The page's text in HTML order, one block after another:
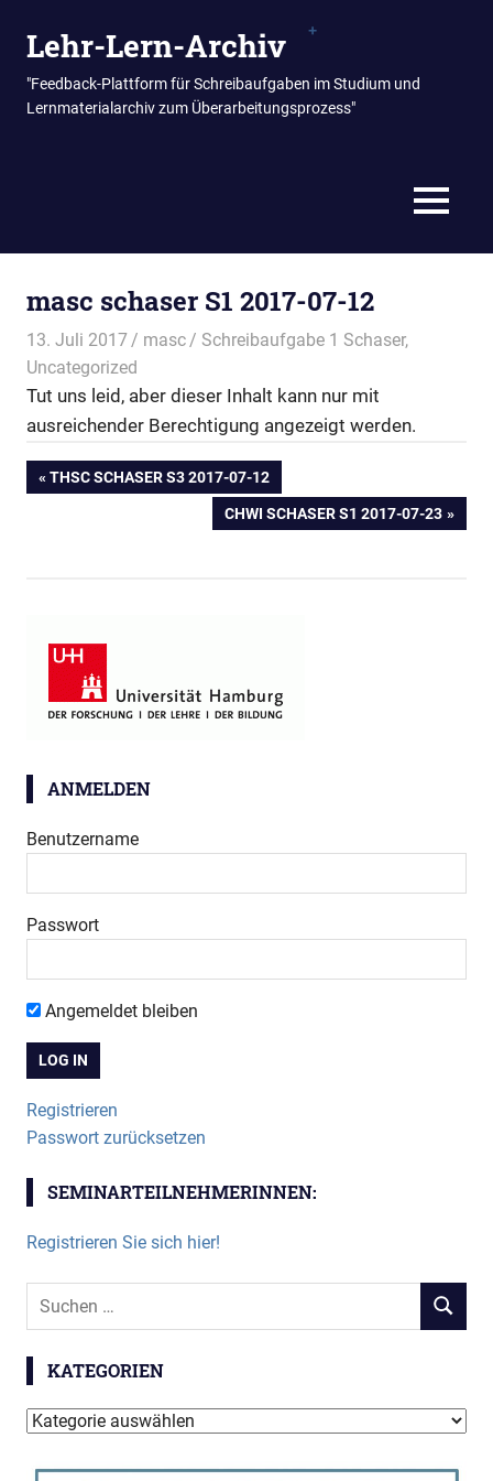
InhaltLehr-Lern-Archiv
"Feedback-Plattform für Schreibaufgaben im Studium und
Lernmaterialarchiv zum Überarbeitungsprozess"
MENÜ
masc schaser S1 2017-07-12
13. Juli 2017 masc Schreibaufgabe 1 Schaser,
Uncategorized
Tut uns leid, aber dieser Inhalt kann nur mit
ausreichender Berechtigung angezeigt werden.
Beitragsnavigation
VORHERIGER
THSC SCHASER S3 2017-07-12
NÄCHSTER
CHWI SCHASER S1 2017-07-23
ANMELDEN
Benutzername
Passwort
Angemeldet bleiben
Registrieren
Passwort zurücksetzen
SEMINARTEILNEHMERINNEN:
Registrieren Sie sich hier!
Suchen
SUCHEN
KATEGORIEN
Kategorien